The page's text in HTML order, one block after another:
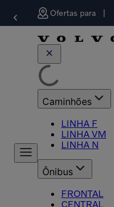
Ofertas para
Caminhões
LINHA F
LINHA VM
LINHA N
Ônibus
FRONTAL
CENTRAL